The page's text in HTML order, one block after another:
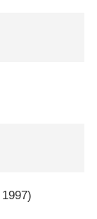
1997)